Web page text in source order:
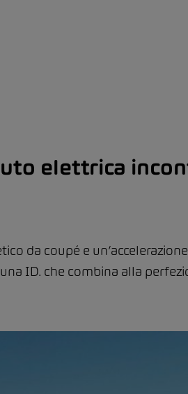
elettrica
da coupé e
ID. che combina alla